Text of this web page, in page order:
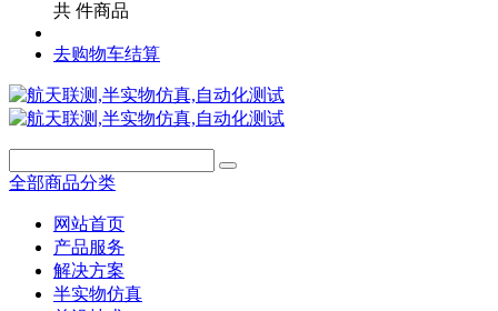
共 件商品
去购物车结算
全部商品分类
网站首页
产品服务
解决方案
半实物仿真